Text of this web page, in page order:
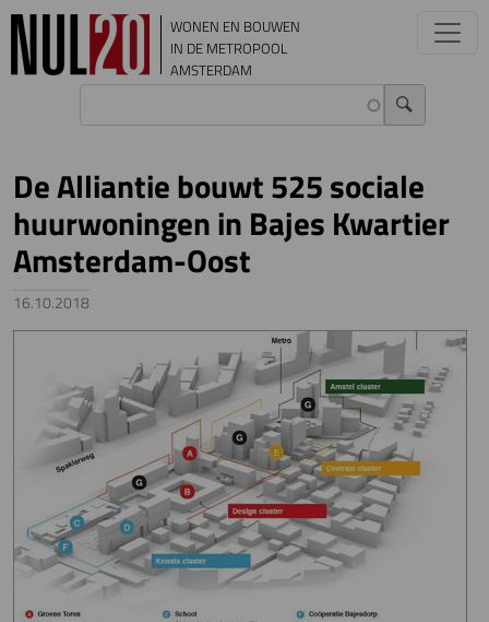
Overslaan en naar de inhoud gaan
WONEN EN BOUWEN
IN DE METROPOOL
AMSTERDAM
De Alliantie bouwt 525 sociale
huurwoningen in Bajes Kwartier
Amsterdam-Oost
16.10.2018